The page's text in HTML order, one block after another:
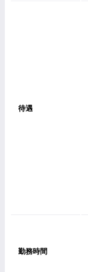
待遇
勤務時間